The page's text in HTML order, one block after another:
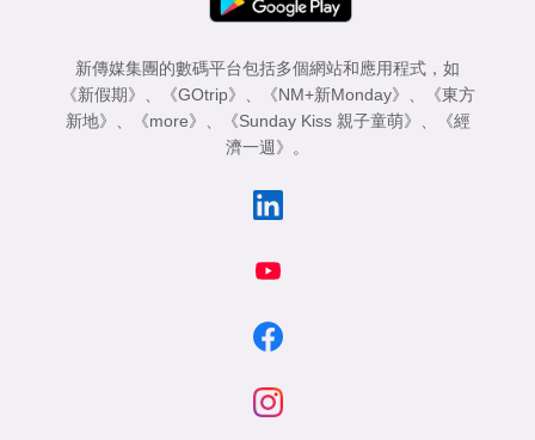
新傳媒集團的數碼平台包括多個網站和應用程式，如
《新假期》
《GOtrip》 《NM+新Monday》
《東方
新地》
《more》 《Sunday Kiss 親子童萌》
《經
濟一週》
。